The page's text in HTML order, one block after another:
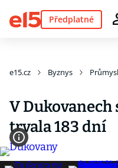
Předplatné
e15.cz Byznys
V Dukovanech
trvala 183 dní